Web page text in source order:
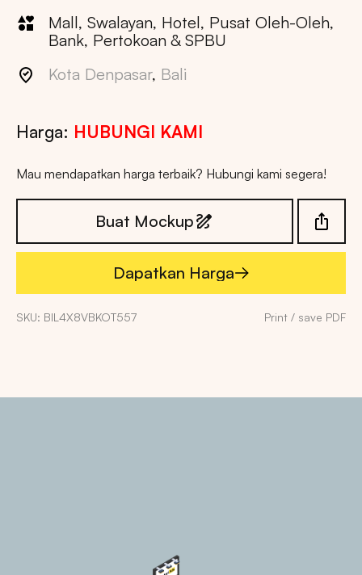
Mall, Swalayan, Hotel, Pusat Oleh-Oleh,
Bank, Pertokoan & SPBU
Kota Denpasar, Bali
Harga: HUBUNGI KAMI
Mau mendapatkan harga terbaik? Hubungi kami segera!
Buat Mockup
Dapatkan Harga
Dapatkan Harga
SKU: BIL4X8VBKOT557 Print / save PDF